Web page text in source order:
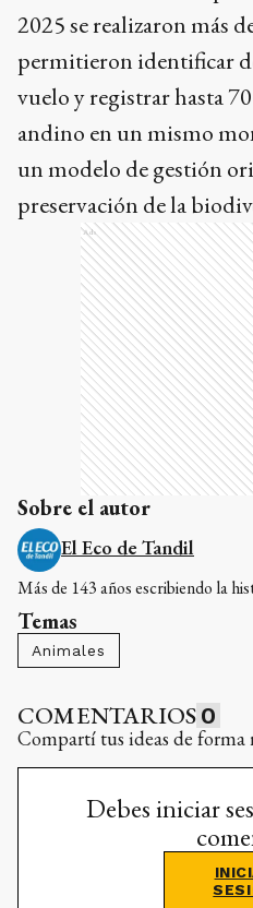
2025 se realizaron más
permitieron identificar
vuelo y registrar hasta
andino en un mismo
un modelo de gestión
preservación de la
Ads
Sobre el autor
El Eco de Tandil
Más de 143 años escribiendo la
Temas
Animales
COMENTARIOS 0
Compartí tus ideas de forma
Debes iniciar